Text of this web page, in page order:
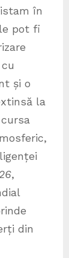
în
pot fi
și o
la
,
din